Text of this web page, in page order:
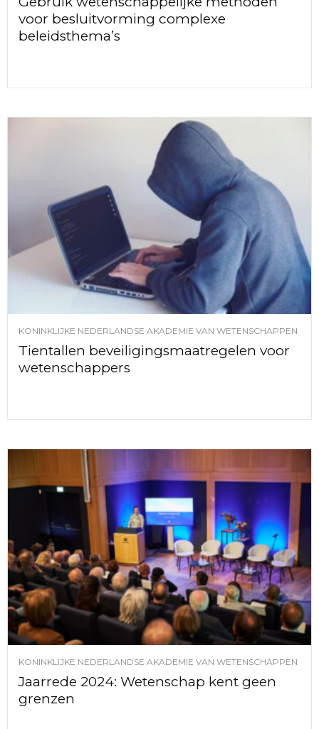
voor besluitvorming complexe
beleidsthema’s
KONINKLIJKE NEDERLANDSE AKADEMIE VAN WETENSCHAPPEN
Tientallen beveiligingsmaatregelen voor
wetenschappers
KONINKLIJKE NEDERLANDSE AKADEMIE VAN WETENSCHAPPEN
Jaarrede 2024: Wetenschap kent geen
grenzen